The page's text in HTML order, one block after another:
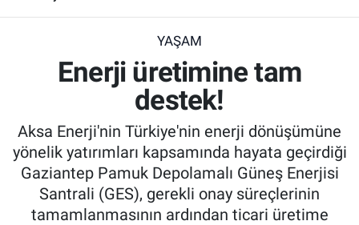
YAŞAM
Enerji üretimine tam
destek!
Aksa Enerji'nin Türkiye'nin enerji dönüşümüne
yönelik yatırımları kapsamında hayata geçirdiği
Gaziantep Pamuk Depolamalı Güneş Enerjisi
Santrali (GES), gerekli onay süreçlerinin
tamamlanmasının ardından ticari üretime
SPOR
ASAYİŞ
EĞİTİM
Süper Lig Puan Durumu ve Fikstür
Tüm Manşetler
Haber Arşivi